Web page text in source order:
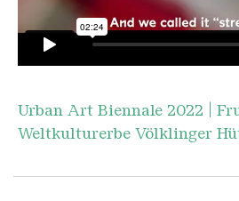
Urban Art Biennale 2022 |
Weltkulturerbe Völklinger